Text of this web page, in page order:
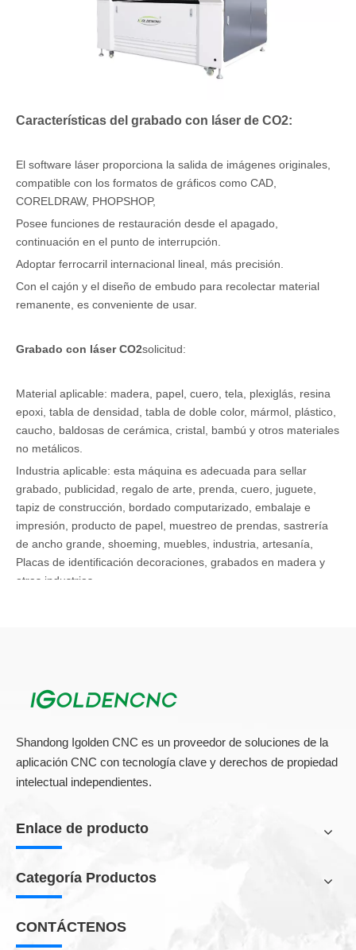
Características del grabado con láser de CO2:
El software láser proporciona la salida de imágenes originales,
compatible con los formatos de gráficos como CAD,
CORELDRAW, PHOPSHOP,
Posee funciones de restauración desde el apagado,
continuación en el punto de interrupción.
Adoptar ferrocarril internacional lineal, más precisión.
Con el cajón y el diseño de embudo para recolectar material
remanente, es conveniente de usar.
Grabado con láser CO2solicitud:
Material aplicable: madera, papel, cuero, tela, plexiglás, resina
epoxi, tabla de densidad, tabla de doble color, mármol, plástico,
caucho, baldosas de cerámica, cristal, bambú y otros materiales
no metálicos.
Industria aplicable: esta máquina es adecuada para sellar
grabado, publicidad, regalo de arte, prenda, cuero, juguete,
tapiz de construcción, bordado computarizado, embalaje e
impresión, producto de papel, muestreo de prendas, sastrería
de ancho grande, shoeming, muebles, industria, artesanía,
Placas de identificación decoraciones, grabados en madera y
otras industrias.
Grabador láser CO2 láser cnc co2
Máquina de grabado con láser CO2
Máquina láser CO2
Shandong Igolden CNC es un proveedor de soluciones de la
aplicación CNC con tecnología clave y derechos de propiedad
intelectual independientes.
Enlace de producto
Categoría Productos
CONTÁCTENOS